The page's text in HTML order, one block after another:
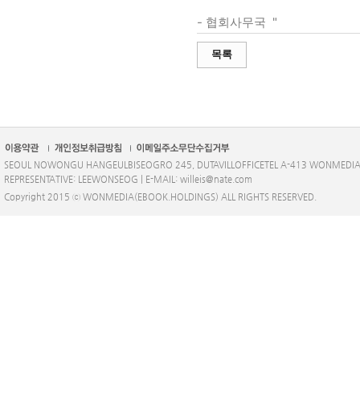
- 협회사무국  "
목록
SEOUL NOWONGU HANGEULBISEOGRO 245, DUTAVILLOFFICETEL A-413 WONMEDIA
REPRESENTATIVE: LEEWONSEOG | E-MAIL: willeis@nate.com
Copyright 2015 ⓒ WONMEDIA(EBOOK.HOLDINGS) ALL RIGHTS RESERVED.